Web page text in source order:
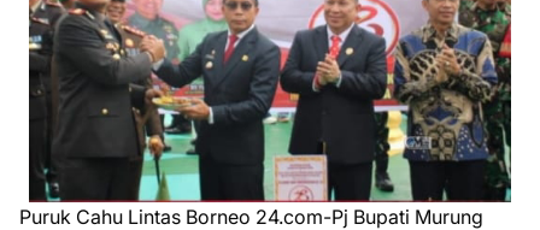
Puruk Cahu Lintas Borneo 24.com-Pj Bupati Murung